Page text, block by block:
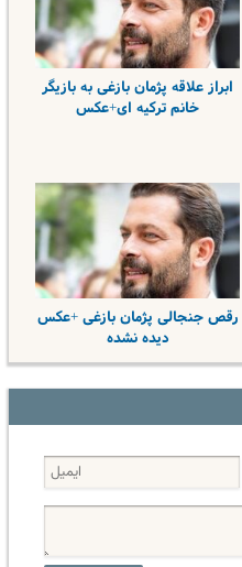
ابراز علاقه پژمان بازغی به بازیگر
خانم ترکیه ای+عکس
رقص جنجالی پژمان بازغی +عکس
دیده نشده